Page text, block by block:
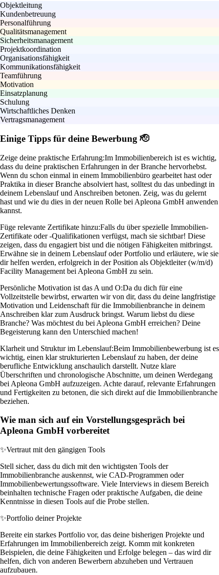
Objektleitung
Kundenbetreuung
Personalführung
Qualitätsmanagement
Sicherheitsmanagement
Projektkoordination
Organisationsfähigkeit
Kommunikationsfähigkeit
Teamführung
Motivation
Einsatzplanung
Schulung
Wirtschaftliches Denken
Vertragsmanagement
Einige Tipps für deine Bewerbung 🫡
Zeige deine praktische Erfahrung:Im Immobilienbereich ist es wichtig,
dass du deine praktischen Erfahrungen in der Branche hervorhebst.
Wenn du schon einmal in einem Immobilienbüro gearbeitet hast oder
Praktika in dieser Branche absolviert hast, solltest du das unbedingt in
deinem Lebenslauf und Anschreiben betonen. Zeig, was du gelernt
hast und wie du dies in der neuen Rolle bei Apleona GmbH anwenden
kannst.
Füge relevante Zertifikate hinzu:Falls du über spezielle Immobilien-
Zertifikate oder -Qualifikationen verfügst, mach sie sichtbar! Diese
zeigen, dass du engagiert bist und die nötigen Fähigkeiten mitbringst.
Erwähne sie in deinem Lebenslauf oder Portfolio und erläutere, wie sie
dir helfen werden, erfolgreich in der Position als Objektleiter (w/m/d)
Facility Management bei Apleona GmbH zu sein.
Persönliche Motivation ist das A und O:Da du dich für eine
Vollzeitstelle bewirbst, erwarten wir von dir, dass du deine langfristige
Motivation und Leidenschaft für die Immobilienbranche in deinem
Anschreiben klar zum Ausdruck bringst. Warum liebst du diese
Branche? Was möchtest du bei Apleona GmbH erreichen? Deine
Begeisterung kann den Unterschied machen!
Klarheit und Struktur im Lebenslauf:Beim Immobilienbewerbung ist es
wichtig, einen klar strukturierten Lebenslauf zu haben, der deine
berufliche Entwicklung anschaulich darstellt. Nutze klare
Überschriften und chronologische Abschnitte, um deinen Werdegang
bei Apleona GmbH aufzuzeigen. Achte darauf, relevante Erfahrungen
und Fertigkeiten zu betonen, die sich direkt auf die Immobilienbranche
beziehen.
Wie man sich auf ein Vorstellungsgespräch bei
Apleona GmbH vorbereitet
✨Vertraut mit den gängigen Tools
Stell sicher, dass du dich mit den wichtigsten Tools der
Immobilienbranche auskennst, wie CAD-Programmen oder
Immobilienbewertungssoftware. Viele Interviews in diesem Bereich
beinhalten technische Fragen oder praktische Aufgaben, die deine
Kenntnisse in diesen Tools auf die Probe stellen.
✨Portfolio deiner Projekte
Bereite ein starkes Portfolio vor, das deine bisherigen Projekte und
Erfahrungen im Immobilienbereich zeigt. Komm mit konkreten
Beispielen, die deine Fähigkeiten und Erfolge belegen – das wird dir
helfen, dich von anderen Bewerbern abzuheben und Vertrauen
aufzubauen.